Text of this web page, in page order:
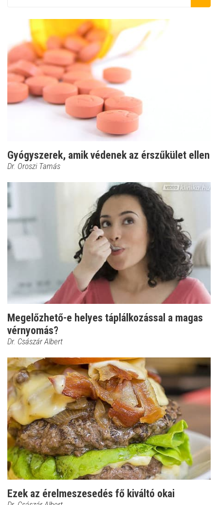
Gyógyszerek, amik védenek az érszűkület ellen
Dr. Oroszi Tamás
Megelőzhető-e helyes táplálkozással a magas
vérnyomás?
Dr. Császár Albert
Ezek az érelmeszesedés fő kiváltó okai